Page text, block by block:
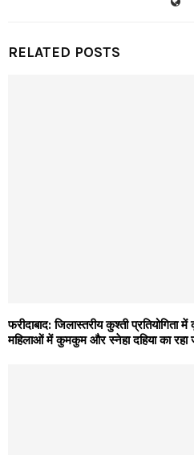
RELATED POSTS
फरीदाबाद: जिलास्तरीय कुश्ती प्रतियोगिता
महिलाओं में कुमकुम और स्नेहा दहिया का रहा